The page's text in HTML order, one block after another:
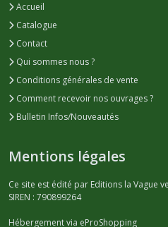
Accueil
Catalogue
Contact
Qui sommes nous ?
Conditions générales de vente
Comment recevoir nos ouvrages ?
Bulletin Infos/Nouveautés
Mentions légales
Ce site est édité par Editions la Vague
SIREN : 790899264
Hébergement via eProShopping